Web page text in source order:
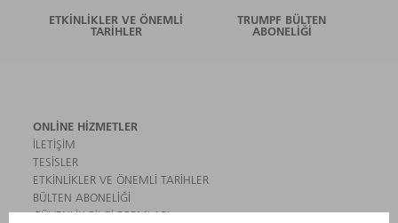
ETKINLIKLER VE ÖNEMLI
TARIHLER
TRUMPF BÜLTEN
ABONELIĞI
ONLINE HIZMETLER
İLETIŞIM
TESISLER
ETKINLIKLER VE ÖNEMLI TARIHLER
BÜLTEN ABONELIĞI
GÜVENLIK BILGI FORMLARI